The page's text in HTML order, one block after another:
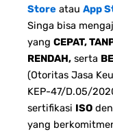
Store atau App
Singa bisa
yang CEPAT,
RENDAH, serta
(Otoritas Jasa
KEP-47/D.05/
sertifikasi ISO
yang